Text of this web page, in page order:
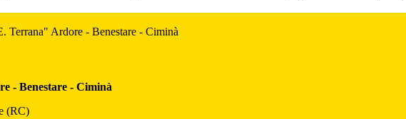
Terrana" Ardore - Benestare - Ciminà
- Benestare - Ciminà
(RC)